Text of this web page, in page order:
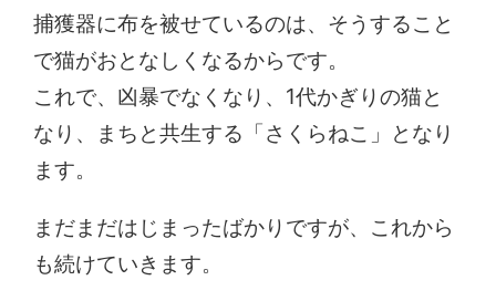
捕獲器に布を被せているのは、そうすること
で猫がおとなしくなるからです。
これで、凶暴でなくなり、1代かぎりの猫と
なり、まちと共生する「さくらねこ」となり
ます。
まだまだはじまったばかりですが、これから
も続けていきます。